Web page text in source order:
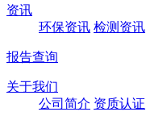
资讯
环保资讯 检测资讯
报告查询
关于我们
公司简介 资质认证